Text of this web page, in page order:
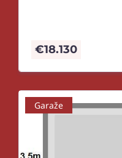
€18.130
Garaže